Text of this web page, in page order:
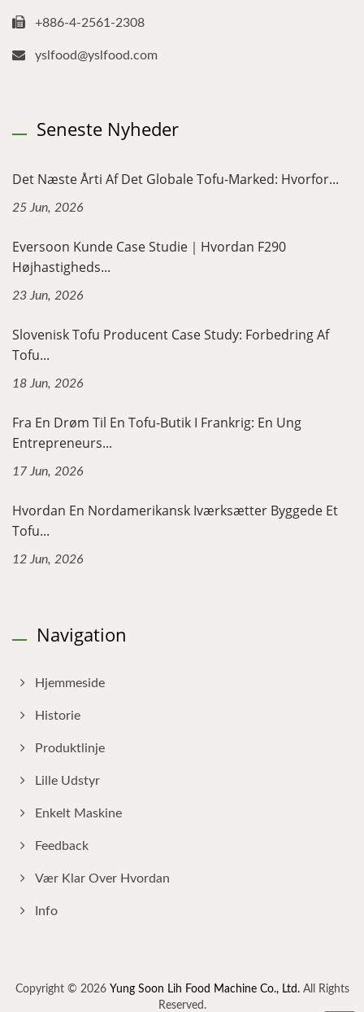
+886-4-2561-2308
yslfood@yslfood.com
Seneste Nyheder
Det Næste Årti Af Det Globale Tofu-Marked: Hvorfor...
25 Jun, 2026
Eversoon Kunde Case Studie｜Hvordan F290
Højhastigheds...
23 Jun, 2026
Slovenisk Tofu Producent Case Study: Forbedring Af
Tofu...
18 Jun, 2026
Fra En Drøm Til En Tofu-Butik I Frankrig: En Ung
Entrepreneurs...
17 Jun, 2026
Hvordan En Nordamerikansk Iværksætter Byggede Et
Tofu...
12 Jun, 2026
Navigation
Hjemmeside
Historie
Produktlinje
Lille Udstyr
Enkelt Maskine
Feedback
Vær Klar Over Hvordan
Info
Copyright © 2026 Yung Soon Lih Food Machine Co., Ltd.All Rights
Reserved.